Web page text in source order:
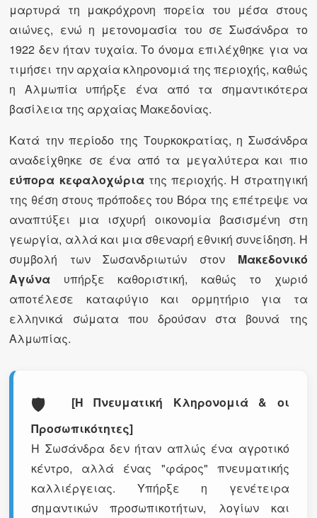
μαρτυρά τη μακρόχρονη πορεία του μέσα στους
αιώνες, ενώ η μετονομασία του σε Σωσάνδρα το
1922 δεν ήταν τυχαία. Το όνομα επιλέχθηκε για να
τιμήσει την αρχαία κληρονομιά της περιοχής, καθώς
η Αλμωπία υπήρξε ένα από τα σημαντικότερα
βασίλεια της αρχαίας Μακεδονίας.
Κατά την περίοδο της Τουρκοκρατίας, η Σωσάνδρα
αναδείχθηκε σε ένα από τα μεγαλύτερα και πιο
εύπορα κεφαλοχώριατης περιοχής. Η στρατηγική
της θέση στους πρόποδες του Βόρα της επέτρεψε να
αναπτύξει μια ισχυρή οικονομία βασισμένη στη
γεωργία, αλλά και μια σθεναρή εθνική συνείδηση. Η
συμβολή των Σωσανδριωτών στον Μακεδονικό
Αγώνα υπήρξε καθοριστική, καθώς το χωριό
αποτέλεσε καταφύγιο και ορμητήριο για τα
ελληνικά σώματα που δρούσαν στα βουνά της
Αλμωπίας.
🛡️
[Η Πνευματική Κληρονομιά & οι
Προσωπικότητες]
Η Σωσάνδρα δεν ήταν απλώς ένα αγροτικό
κέντρο, αλλά ένας "φάρος" πνευματικής
καλλιέργειας. Υπήρξε η γενέτειρα
σημαντικών προσωπικοτήτων, λογίων και